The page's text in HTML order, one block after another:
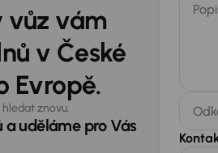
vůz vám
v České
Evropě.
znovu.
uděláme pro Vás